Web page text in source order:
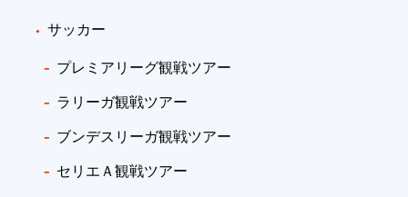
サッカー
プレミアリーグ観戦ツアー
ラリーガ観戦ツアー
ブンデスリーガ観戦ツアー
セリエＡ観戦ツアー